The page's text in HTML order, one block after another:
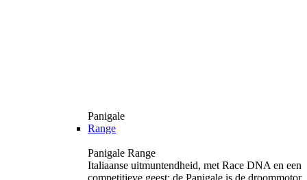
Panigale
Range
Panigale Range
Italiaanse uitmuntendheid, met Race DNA en een
competitieve geest: de Panigale is de droommotor